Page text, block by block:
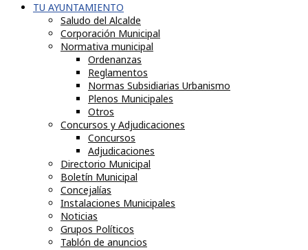
TU AYUNTAMIENTO
Saludo del Alcalde
Corporación Municipal
Normativa municipal
Ordenanzas
Reglamentos
Normas Subsidiarias Urbanismo
Plenos Municipales
Otros
Concursos y Adjudicaciones
Concursos
Adjudicaciones
Directorio Municipal
Boletín Municipal
Concejalías
Instalaciones Municipales
Noticias
Grupos Políticos
Tablón de anuncios